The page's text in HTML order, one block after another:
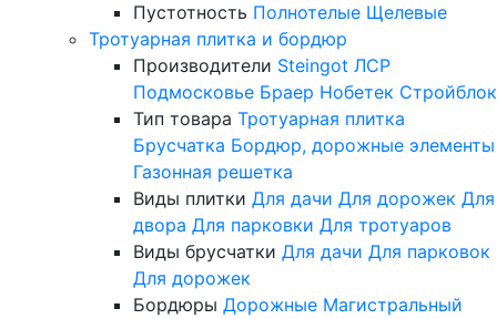
Пустотность Полнотелые Щелевые
Тротуарная плитка и бордюр
Производители Steingot ЛСР
Подмосковье Браер Нобетек Стройблок
Тип товара Тротуарная плитка
Брусчатка Бордюр, дорожные элементы
Газонная решетка
Виды плитки Для дачи Для дорожек Для
двора Для парковки Для тротуаров
Виды брусчатки Для дачи Для парковок
Для дорожек
Бордюры Дорожные Магистральный